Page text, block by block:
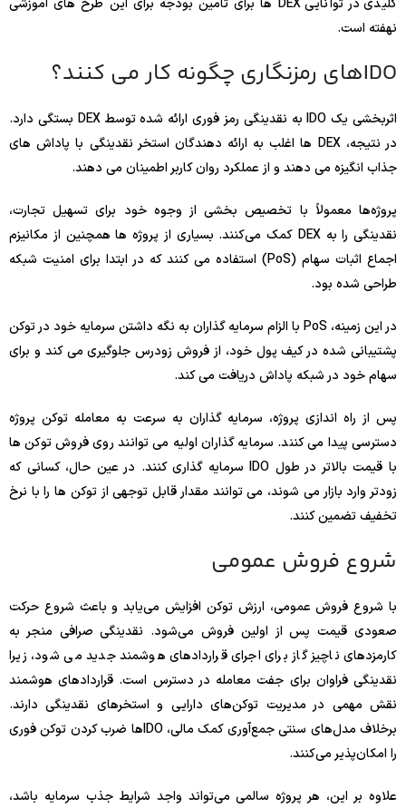
کلیدی در توانایی DEX ها برای تامین بودجه برای این طرح های آموزشی
نهفته است.
IDOهای رمزنگاری چگونه کار می کنند؟
اثربخشی یک IDO به نقدینگی رمز فوری ارائه شده توسط DEX بستگی دارد.
در نتیجه، DEX ها اغلب به ارائه دهندگان استخر نقدینگی با پاداش های
جذاب انگیزه می دهند و از عملکرد روان کاربر اطمینان می دهند.
پروژه‌ها معمولاً با تخصیص بخشی از وجوه خود برای تسهیل تجارت،
نقدینگی را به DEX کمک می‌کنند. بسیاری از پروژه ها همچنین از مکانیزم
اجماع اثبات سهام (PoS) استفاده می کنند که در ابتدا برای امنیت شبکه
طراحی شده بود.
در این زمینه، PoS با الزام سرمایه گذاران به نگه داشتن سرمایه خود در توکن
پشتیبانی شده در کیف پول خود، از فروش زودرس جلوگیری می کند و برای
سهام خود در شبکه پاداش دریافت می کند.
پس از راه اندازی پروژه، سرمایه گذاران به سرعت به معامله توکن پروژه
دسترسی پیدا می کنند. سرمایه گذاران اولیه می توانند روی فروش توکن ها
با قیمت بالاتر در طول IDO سرمایه گذاری کنند. در عین حال، کسانی که
زودتر وارد بازار می شوند، می توانند مقدار قابل توجهی از توکن ها را با نرخ
تخفیف تضمین کنند.
شروع فروش عمومی
با شروع فروش عمومی، ارزش توکن افزایش می‌یابد و باعث شروع حرکت
صعودی قیمت پس از اولین فروش می‌شود. نقدینگی صرافی منجر به
کارمزدهای ناچیز گاز برای اجرای قراردادهای هوشمند جدید می شود، زیرا
نقدینگی فراوان برای جفت معامله در دسترس است. قراردادهای هوشمند
نقش مهمی در مدیریت توکن‌های دارایی و استخرهای نقدینگی دارند.
برخلاف مدل‌های سنتی جمع‌آوری کمک مالی، IDO‌ها ضرب کردن توکن فوری
را امکان‌پذیر می‌کنند.
علاوه بر این، هر پروژه سالمی می‌تواند واجد شرایط جذب سرمایه باشد،